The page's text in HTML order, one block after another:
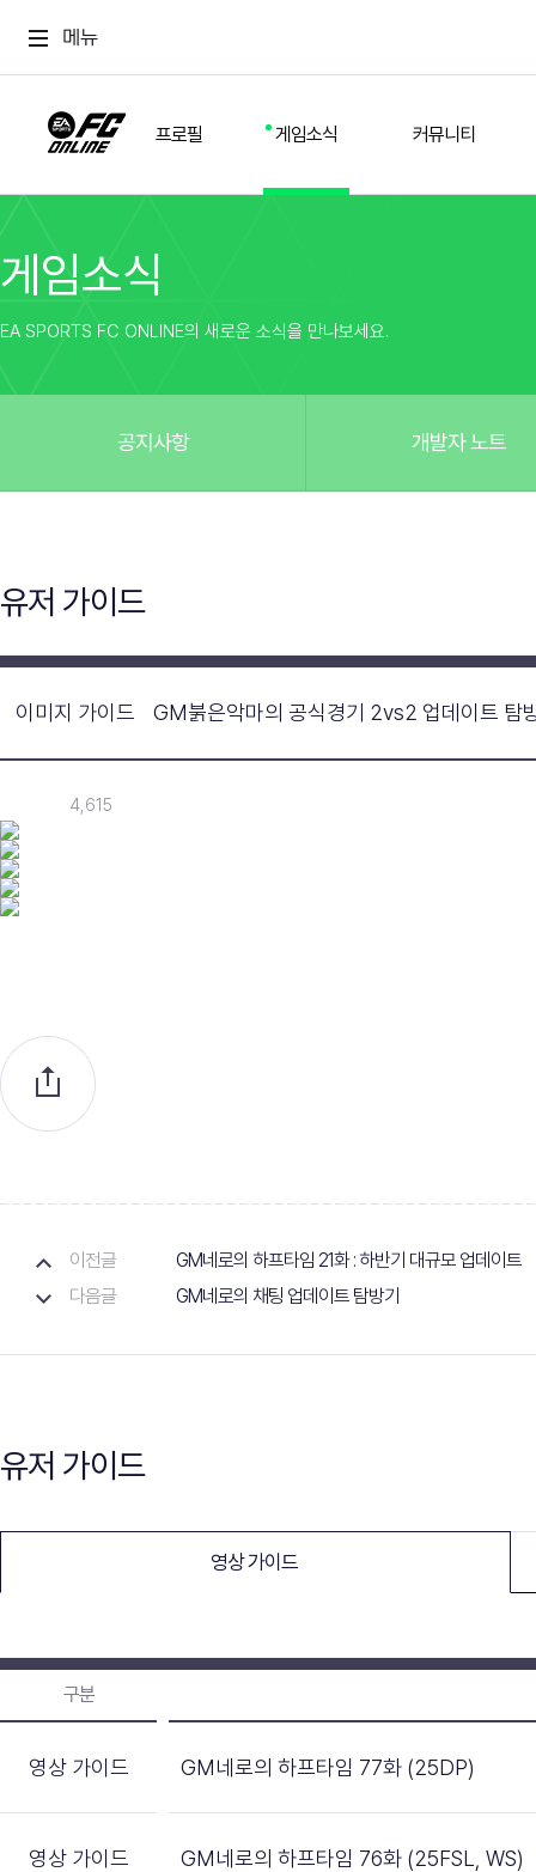
메뉴
프로필 게임소식 커뮤니티
스쿼드
경기 기록
커뮤니티
방명록
설정
업데이트
유저 가이드
게임 플레이 버그 제보
게임소식
EA SPORTS FC ONLINE의 새로운 소식을 만나보세요.
공지사항 개발자 노트
유저 가이드
이미지 가이드 GM붉은악마의 공식경기 2vs2 업데이트 탐
4,615
이전글
GM네로의 하프타임 21화 : 하반기 대규모 업데이트
다음글
GM네로의 채팅 업데이트 탐방기
유저 가이드
영상 가이드
구분
영상 가이드 GM네로의 하프타임 77화 (25DP)
영상 가이드 GM네로의 하프타임 76화 (25FSL, WS)